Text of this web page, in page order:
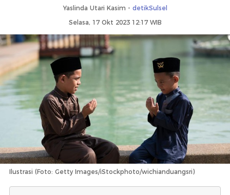
Yaslinda Utari Kasim - detikSulsel
Selasa, 17 Okt 2023 12:17 WIB
Ilustrasi (Foto: Getty Images/iStockphoto/wichianduangsri)